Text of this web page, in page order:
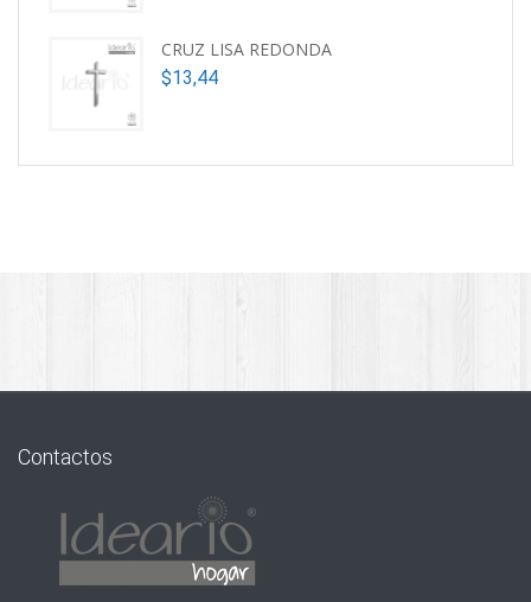
CRUZ LISA REDONDA
$13,44
Contactos